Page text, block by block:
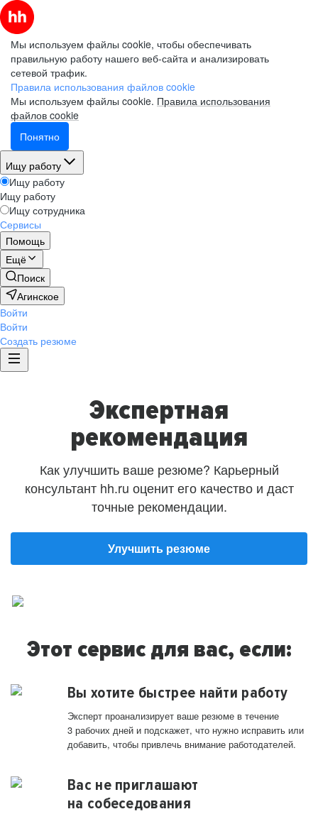
Мы используем файлы cookie, чтобы обеспечивать
правильную работу нашего веб-сайта и анализировать
сетевой трафик.
Правила использования файлов cookie
Мы используем файлы cookie. Правила использования
файлов cookie
Понятно
Ищу работу
Ищу работу
Ищу работу
Ищу сотрудника
Сервисы
Помощь
Ещё
Поиск
Агинское
Войти
Войти
Создать резюме
Экспертная
рекомендация
Как улучшить ваше резюме? Карьерный
консультант hh.ru оценит его качество и даст
точные рекомендации.
Улучшить резюме
Этот сервис для вас, если:
Вы хотите быстрее найти работу
Эксперт проанализирует ваше резюме в течение
3 рабочих дней и подскажет, что нужно исправить или
добавить, чтобы привлечь внимание работодателей.
Вас не приглашают
на собеседования